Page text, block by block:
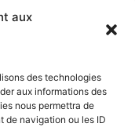
aux
des technologies
aux informations des
nous permettra de
de navigation ou les ID